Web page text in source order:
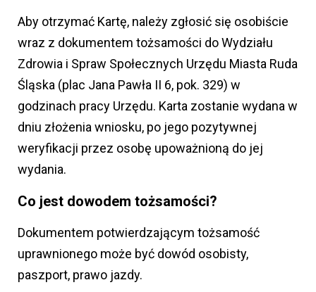
Aby otrzymać Kartę, należy zgłosić się osobiście
wraz z dokumentem tożsamości do Wydziału
Zdrowia i Spraw Społecznych Urzędu Miasta Ruda
Śląska (plac Jana Pawła II 6, pok. 329) w
godzinach pracy Urzędu. Karta zostanie wydana w
dniu złożenia wniosku, po jego pozytywnej
weryfikacji przez osobę upoważnioną do jej
wydania.
Co jest dowodem tożsamości?
Dokumentem potwierdzającym tożsamość
uprawnionego może być dowód osobisty,
paszport, prawo jazdy.